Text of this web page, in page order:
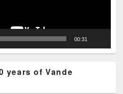
00:31
years of Vande